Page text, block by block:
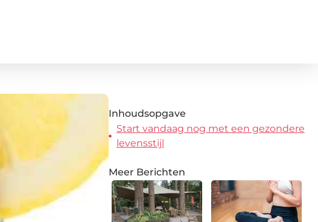
Inhoudsopgave
Start vandaag nog met een gezondere
levensstijl
Meer Berichten